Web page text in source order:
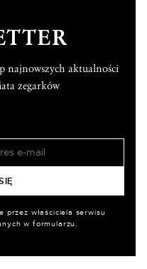
najnowszych aktualności
zegarków
przez właściciela serwisu
w formularzu.